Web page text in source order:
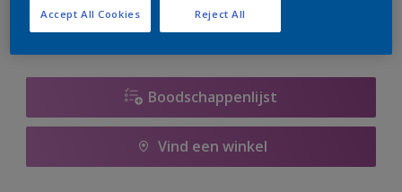
Boodschappenlijst
Vind een winkel
Reject All
Accept All Cookies